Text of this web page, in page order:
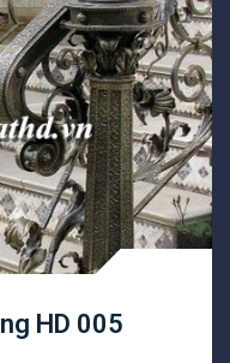
Lan Can Cầu Thang HD 005